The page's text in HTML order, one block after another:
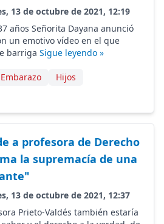
13 de octubre de 2021, 12:19
años Señorita Dayana anunció
un emotivo vídeo en el que
barriga Sigue leyendo »
Embarazo
Hijos
a profesora de Derecho
la supremacía de una
13 de octubre de 2021, 12:37
Prieto-Valdés también estaría